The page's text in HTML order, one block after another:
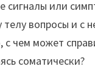
сигналы или
вопросы и с
чем может
соматически?